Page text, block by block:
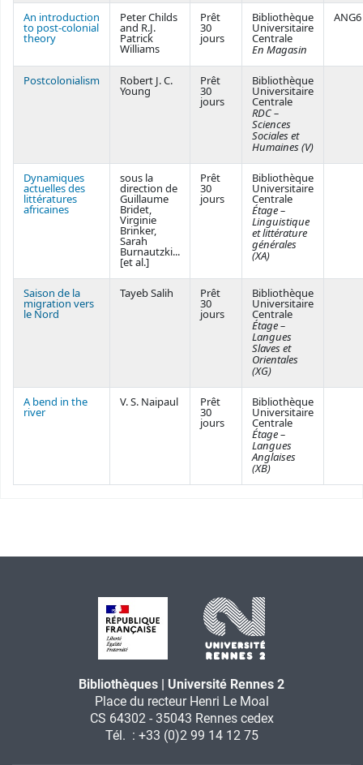
An introduction
to post-colonial
theory
Peter Childs
and R.J.
Patrick
Williams
Prêt
30
jours
Bibliothèque
Universitaire
Centrale
En Magasin
ANG6
Postcolonialism Robert J. C.
Young
Prêt
30
jours
Bibliothèque
Universitaire
Centrale
RDC –
Sciences
Sociales et
Humaines (V)
Dynamiques
actuelles des
littératures
africaines
sous la
direction de
Guillaume
Bridet,
Virginie
Brinker,
Sarah
Burnautzki...
[et al.]
Prêt
30
jours
Bibliothèque
Universitaire
Centrale
Étage –
Linguistique
et littérature
générales
(XA)
Saison de la
migration vers
le Nord
Tayeb Salih Prêt
30
jours
Bibliothèque
Universitaire
Centrale
Étage –
Langues
Slaves et
Orientales
(XG)
A bend in the
river
V. S. Naipaul Prêt
30
jours
Bibliothèque
Universitaire
Centrale
Étage –
Langues
Anglaises
(XB)
Bibliothèques | Université Rennes 2
Place du recteur Henri Le Moal
CS 64302 - 35043 Rennes cedex
Tél. : +33 (0)2 99 14 12 75